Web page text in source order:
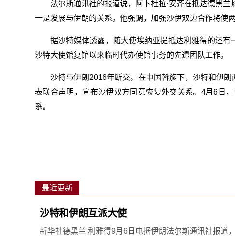
法尔斯通讯社的报道说，阿卜杜拉·安齐在抵达德黑
一是发展与伊朗的关系。他强调，加强沙伊双边合作将使
据沙特媒体透露，随大使埃纳亚提抵达利雅得的还
沙特大使馆复馆以来临时代办使馆事务的先遣团队工作。
沙特与伊朗2016年断交。在中国斡旋下，沙特和伊
表联合声明，宣布沙伊双方同意恢复外交关系。4月6日
系。
最近更新
沙特和伊朗互派大使
新华社德黑兰 利雅得9月6日电据伊朗法尔斯通讯社报道